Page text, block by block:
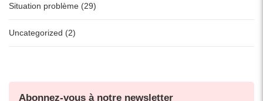
Situation problème (29)
Uncategorized (2)
Abonnez-vous à notre newsletter